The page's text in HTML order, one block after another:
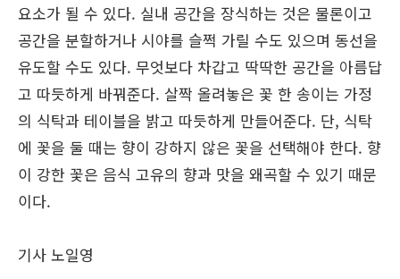
요소가 될 수 있다. 실내 공간을 장식하는 것은 물론이고
공간을 분할하거나 시야를 슬쩍 가릴 수도 있으며 동선을
유도할 수도 있다. 무엇보다 차갑고 딱딱한 공간을 아름답
고 따듯하게 바꿔준다. 살짝 올려놓은 꽃 한 송이는 가정
의 식탁과 테이블을 밝고 따듯하게 만들어준다. 단, 식탁
에 꽃을 둘 때는 향이 강하지 않은 꽃을 선택해야 한다. 향
이 강한 꽃은 음식 고유의 향과 맛을 왜곡할 수 있기 때문
이다.
기사 노일영